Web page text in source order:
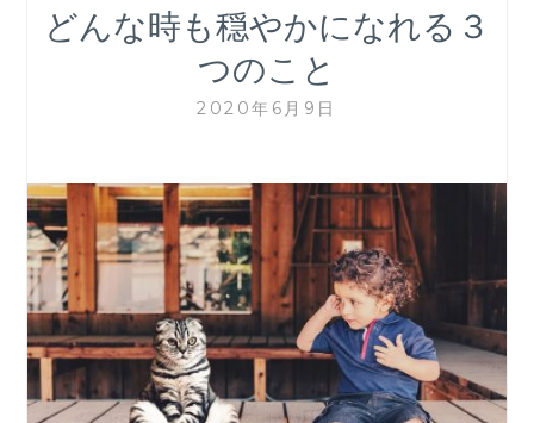
どんな時も穏やかになれる３
つのこと
2020年6月9日